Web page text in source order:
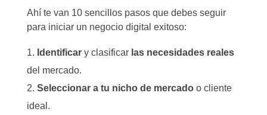
Ahí te van 10 sencillos pasos que debes seguir
para iniciar un negocio digital exitoso:
Identificar y clasificar las necesidades reales
del mercado.
Seleccionar a tu nicho de mercado o cliente
ideal.